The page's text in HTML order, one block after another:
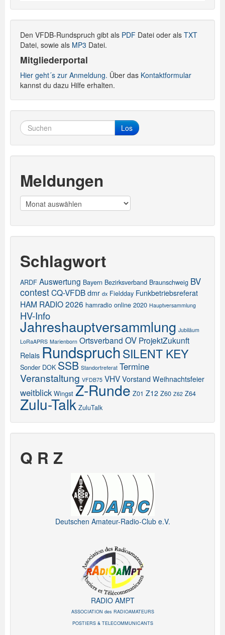
Den VFDB-Rundspruch gibt als PDF Datei oder als TXT
Datei, sowie als MP3 Datei.
Mitgliederportal
Hier geht´s zur Anmeldung. Über das Kontaktformular
kannst du dazu Hilfe erhalten.
Los
Meldungen
Meldungen
Schlagwort
ARDF Auswertung Bayern Bezirksverband Braunschweig BV
contestCQ-VFDB dmr dx Fieldday Funkbetriebsreferat
HAM RADIO 2026 hamradio online 2020 Hauptversammlung
HV-Info
Jahreshauptversammlung Jubiläum
LoRaAPRS Marienborn Ortsverband OV ProjektZukunft
Relais RundspruchSILENT KEY
Sonder DOK SSB Standortreferat Termine
Veranstaltung VFDB75 VHV Vorstand Weihnachtsfeier
weitblick Wingst Z-Runde Z01 Z12 Z60 Z62 Z64
Zulu-Talk ZuluTalk
Q R Z
Deutschen Amateur-Radio-Club e.V.
RADIO AMPT
ASSOCIATION des RADIOAMATEURS
POSTIERS & TELECOMMUNICANTS